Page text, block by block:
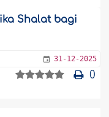
Shalat bagi
31-12-2025
0